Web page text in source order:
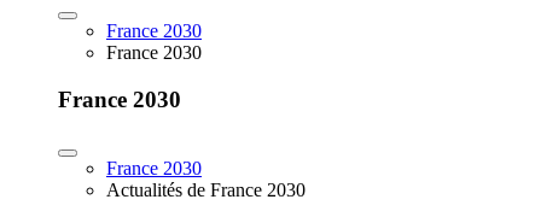
France 2030
France 2030
France 2030
France 2030
Actualités de France 2030